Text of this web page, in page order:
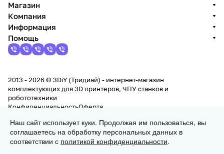
Заказать
Магазин
Компания
Информация
Помощь
2013 - 2026 © 3DiY (Тридиай) - интернет-магазин
комплектующих для 3D принтеров, ЧПУ станков и
робототехники
КонфиденциальностьОферта
Наш сайт использует куки. Продолжая им пользоваться, вы
соглашаетесь на обработку персональных данных в
соответствии с политикой конфиденциальности.